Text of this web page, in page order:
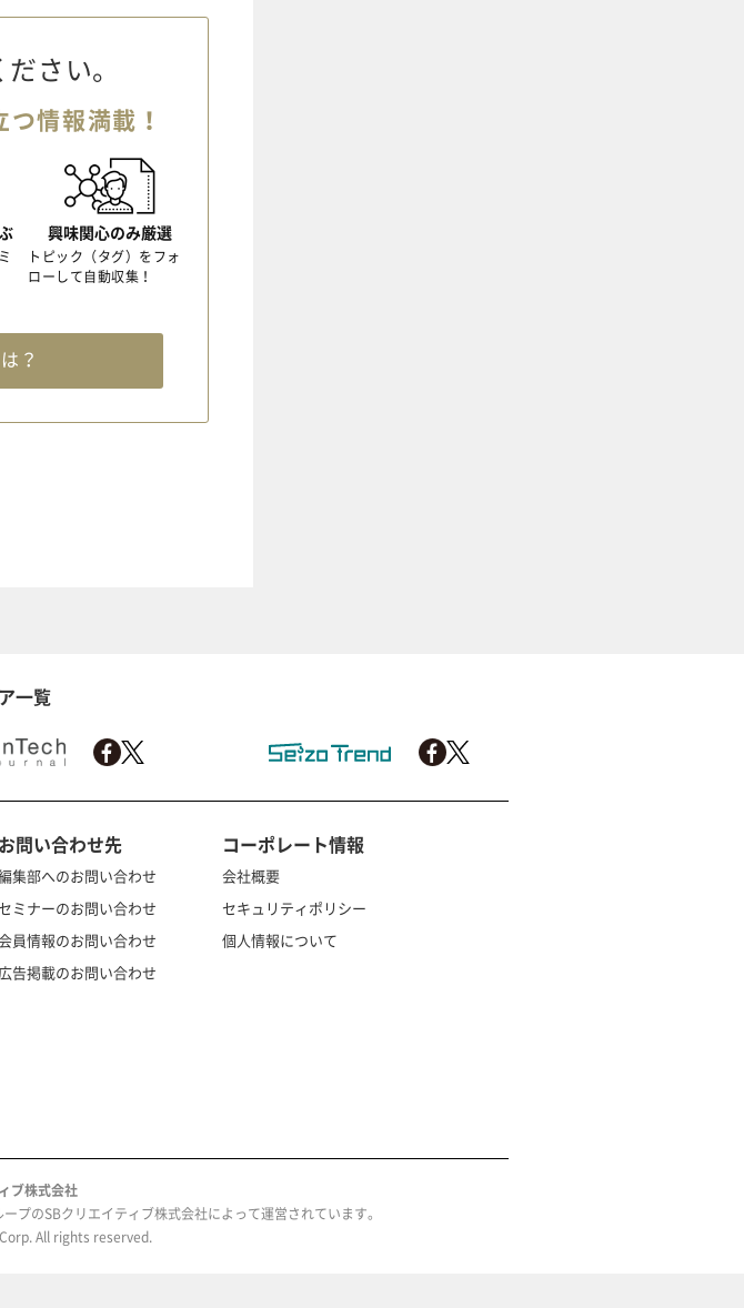
さい。
情報満載！
興味関心のみ厳選
トピック（タグ）をフォ
ローして自動収集！
？
一覧
お問い合わせ先
集部へのお問い合わせ
ミナーのお問い合わせ
員情報のお問い合わせ
広告掲載のお問い合わせ
コーポレート情報
会社概要
セキュリティポリシー
個人情報について
ブ株式会社
のSBクリエイティブ株式会社によって運営されています。
All rights reserved.